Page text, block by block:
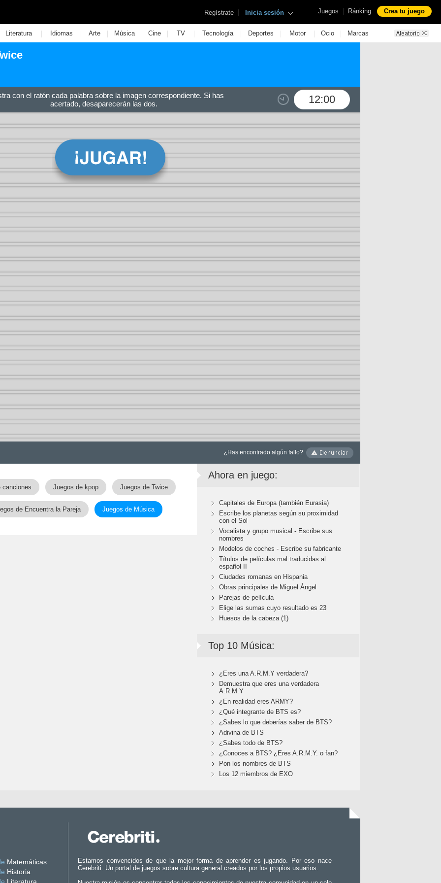
Juegos | Ránking Crea tu juego
Regístrate | Inicia sesión
Literatura | Idiomas | Arte | Música | Cine | TV | Tecnología | Deportes | Motor | Ocio | Marcas
12:00
con el ratón cada palabra sobre la imagen correspondiente. Si has
acertado, desaparecerán las dos.
¿Has encontrado algún fallo?
canciones Juegos de kpop Juegos de Twice
de Encuentra la Pareja Juegos de Música
Ahora en juego:
Capitales de Europa (también Eurasia)
Escribe los planetas según su proximidad
con el Sol
Vocalista y grupo musical - Escribe sus
nombres
Modelos de coches - Escribe su fabricante
Títulos de películas mal traducidas al
español II
Ciudades romanas en Hispania
Obras principales de Miguel Ángel
Parejas de película
Elige las sumas cuyo resultado es 23
Huesos de la cabeza (1)
Top 10 Música:
¿Eres una A.R.M.Y verdadera?
Demuestra que eres una verdadera
A.R.M.Y
¿En realidad eres ARMY?
¿Qué integrante de BTS es?
¿Sabes lo que deberías saber de BTS?
Adivina de BTS
¿Sabes todo de BTS?
¿Conoces a BTS? ¿Eres A.R.M.Y. o fan?
Pon los nombres de BTS
Los 12 miembros de EXO
Matemáticas
Historia
Estamos convencidos de que la mejor forma de aprender es jugando. Por eso nace
Cerebriti. Un portal de juegos sobre cultura general creados por los propios usuarios.